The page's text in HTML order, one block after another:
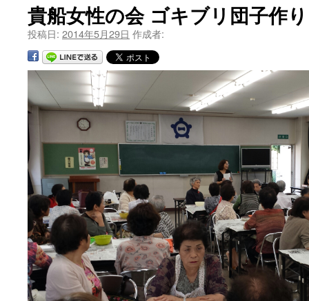
ツ
へ
ス
キ
貴船女性の会 ゴキブリ団子作り
投稿日: 2014年5月29日 作成者: